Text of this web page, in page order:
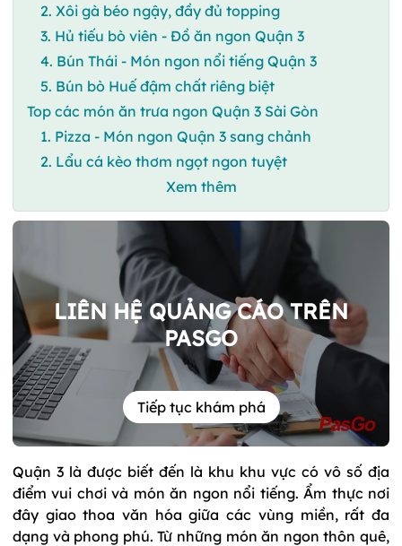
2. Xôi gà béo ngậy, đầy đủ topping
3. Hủ tiếu bò viên - Đồ ăn ngon Quận 3
4. Bún Thái - Món ngon nổi tiếng Quận 3
5. Bún bò Huế đậm chất riêng biệt
Top các món ăn trưa ngon Quận 3 Sài Gòn
1. Pizza - Món ngon Quận 3 sang chảnh
2. Lẩu cá kèo thơm ngọt ngon tuyệt
Xem thêm
LIÊN HỆ QUẢNG CÁO TRÊN
PASGO
Tiếp tục khám phá
Quận 3 là được biết đến là khu khu vực có vô số địa
điểm vui chơi và món ăn ngon nổi tiếng. Ẩm thực nơi
đây giao thoa văn hóa giữa các vùng miền, rất đa
dạng và phong phú. Từ những món ăn ngon thôn quê,